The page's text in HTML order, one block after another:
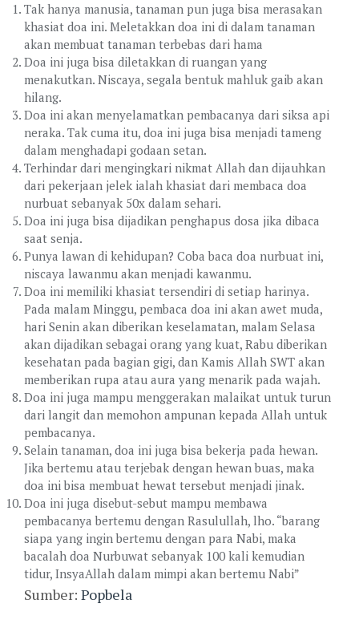
Tak hanya manusia, tanaman pun juga bisa merasakan
khasiat doa ini. Meletakkan doa ini di dalam tanaman
akan membuat tanaman terbebas dari hama
Doa ini juga bisa diletakkan di ruangan yang
menakutkan. Niscaya, segala bentuk mahluk gaib akan
hilang.
Doa ini akan menyelamatkan pembacanya dari siksa api
neraka. Tak cuma itu, doa ini juga bisa menjadi tameng
dalam menghadapi godaan setan.
Terhindar dari mengingkari nikmat Allah dan dijauhkan
dari pekerjaan jelek ialah khasiat dari membaca doa
nurbuat sebanyak 50x dalam sehari.
Doa ini juga bisa dijadikan penghapus dosa jika dibaca
saat senja.
Punya lawan di kehidupan? Coba baca doa nurbuat ini,
niscaya lawanmu akan menjadi kawanmu.
Doa ini memiliki khasiat tersendiri di setiap harinya.
Pada malam Minggu, pembaca doa ini akan awet muda,
hari Senin akan diberikan keselamatan, malam Selasa
akan dijadikan sebagai orang yang kuat, Rabu diberikan
kesehatan pada bagian gigi, dan Kamis Allah SWT akan
memberikan rupa atau aura yang menarik pada wajah.
Doa ini juga mampu menggerakan malaikat untuk turun
dari langit dan memohon ampunan kepada Allah untuk
pembacanya.
Selain tanaman, doa ini juga bisa bekerja pada hewan.
Jika bertemu atau terjebak dengan hewan buas, maka
doa ini bisa membuat hewat tersebut menjadi jinak.
Doa ini juga disebut-sebut mampu membawa
pembacanya bertemu dengan Rasulullah, lho. “barang
siapa yang ingin bertemu dengan para Nabi, maka
bacalah doa Nurbuwat sebanyak 100 kali kemudian
tidur, InsyaAllah dalam mimpi akan bertemu Nabi”
Sumber: Popbela